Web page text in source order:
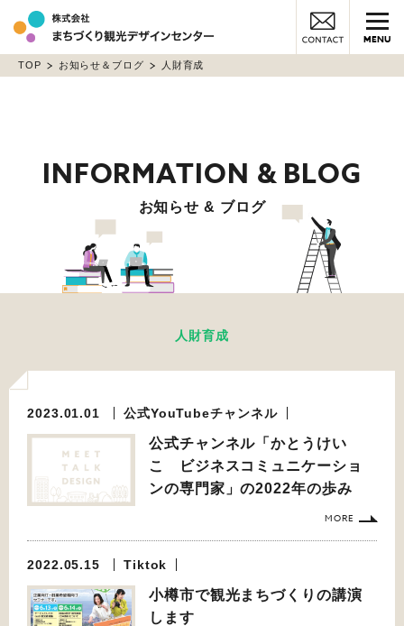
MENU
TOP お知らせ＆ブログ 人財育成
お知らせ & ブログ
人財育成
2023.01.01 公式YouTubeチャンネル
公式チャンネル「かとうけい
こ ビジネスコミュニケーショ
ンの専門家」の2022年の歩み
MORE
2022.05.15 Tiktok
小樽市で観光まちづくりの講演
します